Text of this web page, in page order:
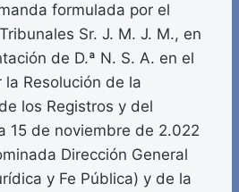
formulada por el
Sr. J. M. J. M., en
de D.ª N. S. A. en el
Resolución de la
los Registros y del
15 de noviembre de 2.022
Dirección General
y Fe Pública) y de la